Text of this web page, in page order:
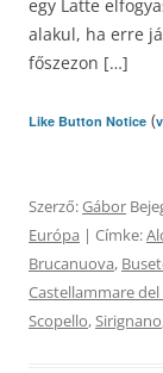
egy Latte
alakul, ha erre
főszezon […]
Like Button Notice (
Szerző:Gábor
Európa | Címke:
Brucanuova,
Castellammare del
Scopello,Sirignano